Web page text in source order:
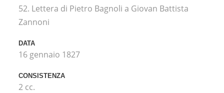
52. Lettera di Pietro Bagnoli a Giovan Battista
Zannoni
DATA
16 gennaio 1827
CONSISTENZA
2 cc.